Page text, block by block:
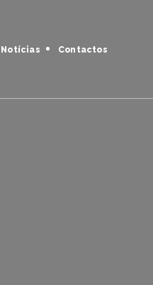
Notícias Contactos